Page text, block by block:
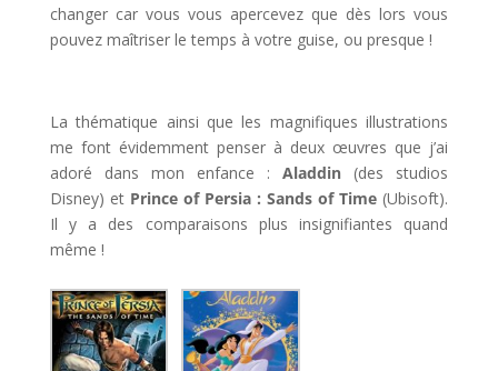
changer car vous vous apercevez que dès lors vous
pouvez maîtriser le temps à votre guise, ou presque !
La thématique ainsi que les magnifiques illustrations
me font évidemment penser à deux œuvres que j’ai
adoré dans mon enfance :Aladdin (des studios
Disney) et Prince of Persia : Sands of Time (Ubisoft).
Il y a des comparaisons plus insignifiantes quand
même !